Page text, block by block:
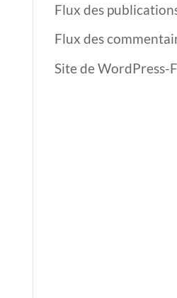
Flux des
Flux des
Site de WordPress-